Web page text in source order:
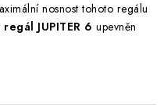
nosnost tohoto regálu
regál JUPITER 6 upevněn